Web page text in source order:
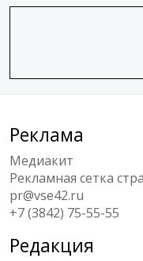
Реклама
Медиакит
Рекламная сетка
pr@vse42.ru
+7 (3842) 75-55-55
Редакция